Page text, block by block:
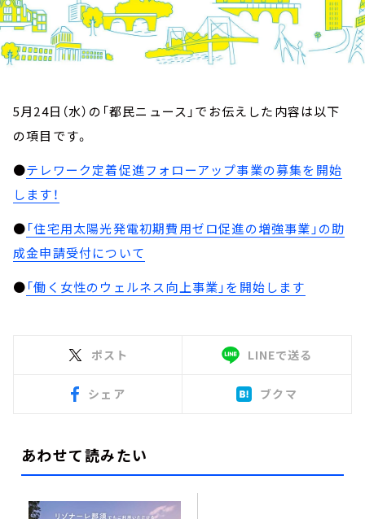
5月24日（水）の「都民ニュース」でお伝えした内容は以下
の項目です。
●テレワーク定着促進フォローアップ事業の募集を開始
します！
●「住宅用太陽光発電初期費用ゼロ促進の増強事業」の助
成金申請受付について
●「働く女性のウェルネス向上事業」を開始します
ポスト LINEで送る
シェア ブクマ
あわせて読みたい